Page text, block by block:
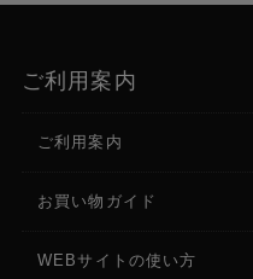
悪影響を与える有害光を
め、高品質なレンズづく
ご利用案内
ご利用案内
お買い物ガイド
WEBサイトの使い方